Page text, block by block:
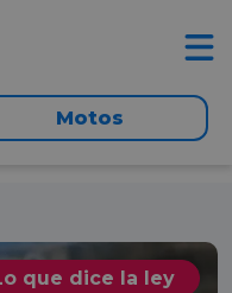
Motos
que dice la ley